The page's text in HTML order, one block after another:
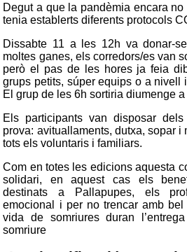
Degut a que la pandèmia encara
tenia establerts diferents protocols
Dissabte 11 a les 12h va donar-
moltes ganes, els corredors/es van
però el pas de les hores ja feia
grups petits, súper equips o a nivell
El grup de les 6h sortiria diumenge
Els participants van disposar
prova: avituallaments, dutxa, sopar i
tots els voluntaris i familiars.
Com en totes les edicions aquesta
solidari, en aquest cas els
destinats a Pallapupes, els
emocional i per no trencar amb
vida de somriures duran
somriure